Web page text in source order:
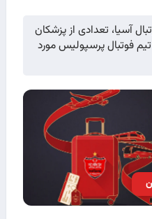
آسیا، تعدادی از پزشکان
فوتبال پرسپولیس مورد